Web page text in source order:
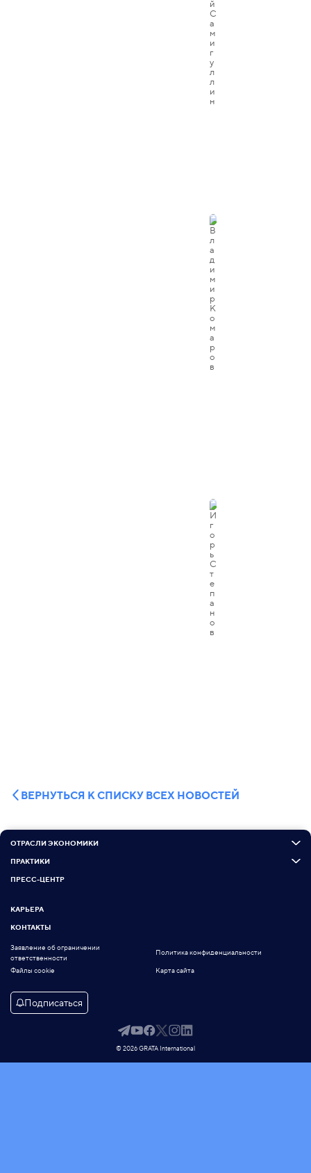
ВЕРНУТЬСЯ К СПИСКУ ВСЕХ НОВОСТЕЙ
ОТРАСЛИ ЭКОНОМИКИ
ПРАКТИКИ
ПРЕСС-ЦЕНТР
КАРЬЕРА
КОНТАКТЫ
Заявление об ограничении
ответственности
Политика конфиденциальности
Файлы cookie Карта сайта
Подписаться
© 2026 GRATA International